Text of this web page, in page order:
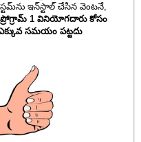
ఇన్‌స్టాల్ చేసిన వెంటనే,
ప్రోగ్రామ్ 1 వినియోగదారు కోసం
సమయం పట్టదు